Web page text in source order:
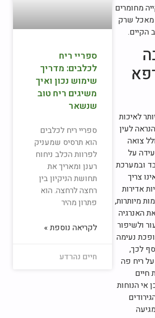
מחומרים
מאכל שרק
הקיים.
לאיכות
לעין
צואה
על
ובמערכת
צריך
אדירות
מיותרות,
האנרגיה
ולשיפור
נעימה
לכך,
ריח פה
אי הנוחות
ספריי ריח
לכלבים: מדריך
שימוש נכון ואיך
משיגים ריח טוב
שנשאר
ספריי ריח לכלבים
הוא תרסיס שמעניק
לפרוות הכלב ניחוח
רענן ומאריך את
תחושת הניקיון בין
רחצה לרחצה. הוא
פתרון מהיר
לקריאה נוספת »
חיים נהרדע